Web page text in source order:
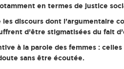
en termes de justice
les discours dont l’argumentaire
d’être stigmatisées du fait
à la parole des femmes :
sans être écoutée.